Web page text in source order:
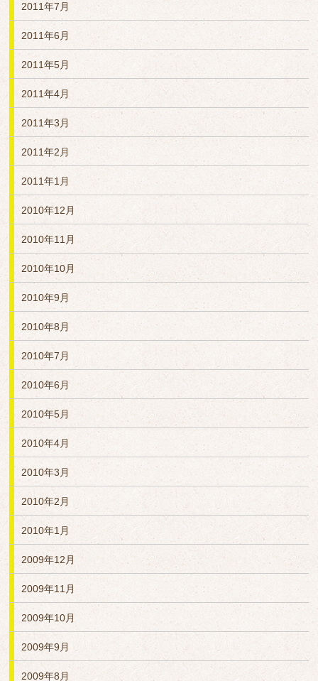
2011年7月
2011年6月
2011年5月
2011年4月
2011年3月
2011年2月
2011年1月
2010年12月
2010年11月
2010年10月
2010年9月
2010年8月
2010年7月
2010年6月
2010年5月
2010年4月
2010年3月
2010年2月
2010年1月
2009年12月
2009年11月
2009年10月
2009年9月
2009年8月